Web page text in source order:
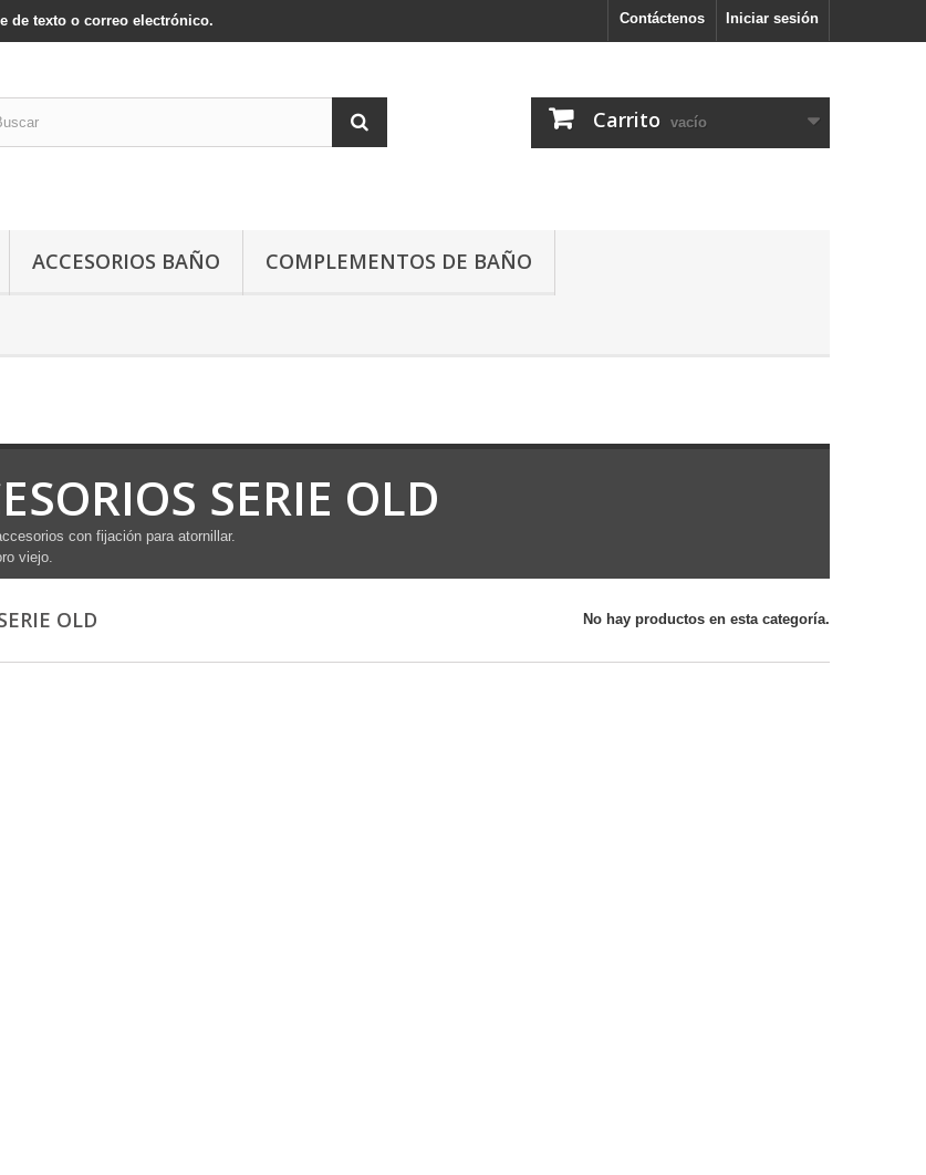
Iniciar sesión
Contáctenos
de texto o correo electrónico.
Carrito vacío
ACCESORIOS BAÑO COMPLEMENTOS DE BAÑO
SERIE OLD
con fijación para atornillar.
viejo.
OLD No hay productos en esta categoría.